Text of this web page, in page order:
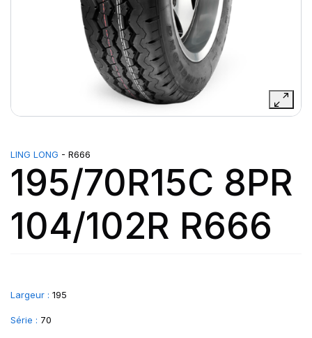
LING LONG - R666
195/70R15C 8PR
104/102R R666
Largeur : 195
Série : 70